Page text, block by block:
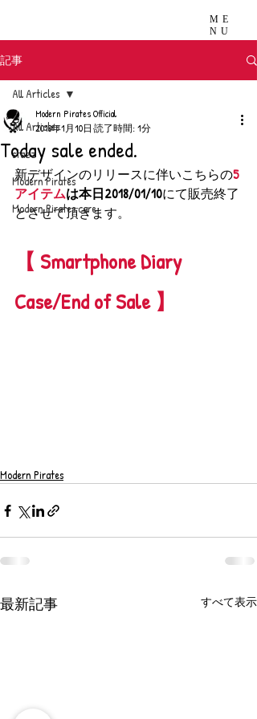
ME
NU
記事
All Articles
stazz
Modern Pirates
Modern Pirates care
All Articles
Today sale ended.
Modern Pirates Official
2018年1月10日 読了時間: 1分
新デザインのリリースに伴いこちらの5
アイテムは本日2018/01/10にて販売終了
とさせて頂きます。
【 Smartphone Diary
Case/End of Sale 】
Modern Pirates
最新記事 すべて表示